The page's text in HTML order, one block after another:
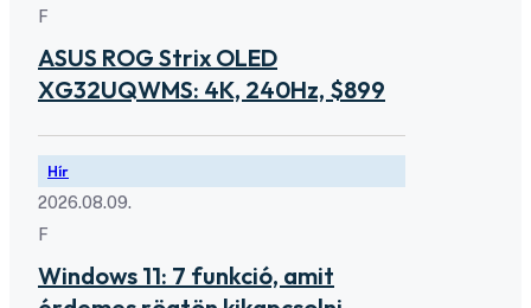
F
ASUS ROG Strix OLED
XG32UQWMS: 4K, 240Hz, $899
Hír
2026.08.09.
F
Windows 11: 7 funkció, amit